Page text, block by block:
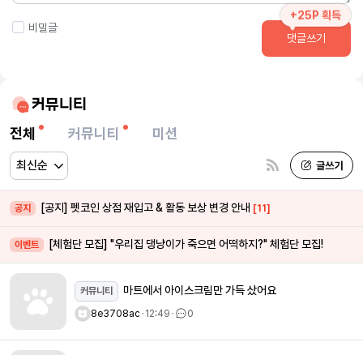
비밀글
+25P 획득
댓글쓰기
커뮤니티
전체
커뮤니티 미션
공지 [공지] 펫코인 상점 재입고 & 활동 보상 변경 안내 [11]
이벤트 [체험단 모집] "우리집 댕냥이가 죽으면 어떡하지?" 체험단 모집!
커뮤니티 마트에서 아이스크림만 가득 샀어요
8e3708acㆍ12:49ㆍ 0